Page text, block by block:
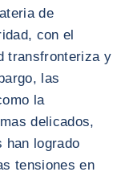
de
con el
transfronteriza y
las
la
delicados,
han logrado
tensiones en